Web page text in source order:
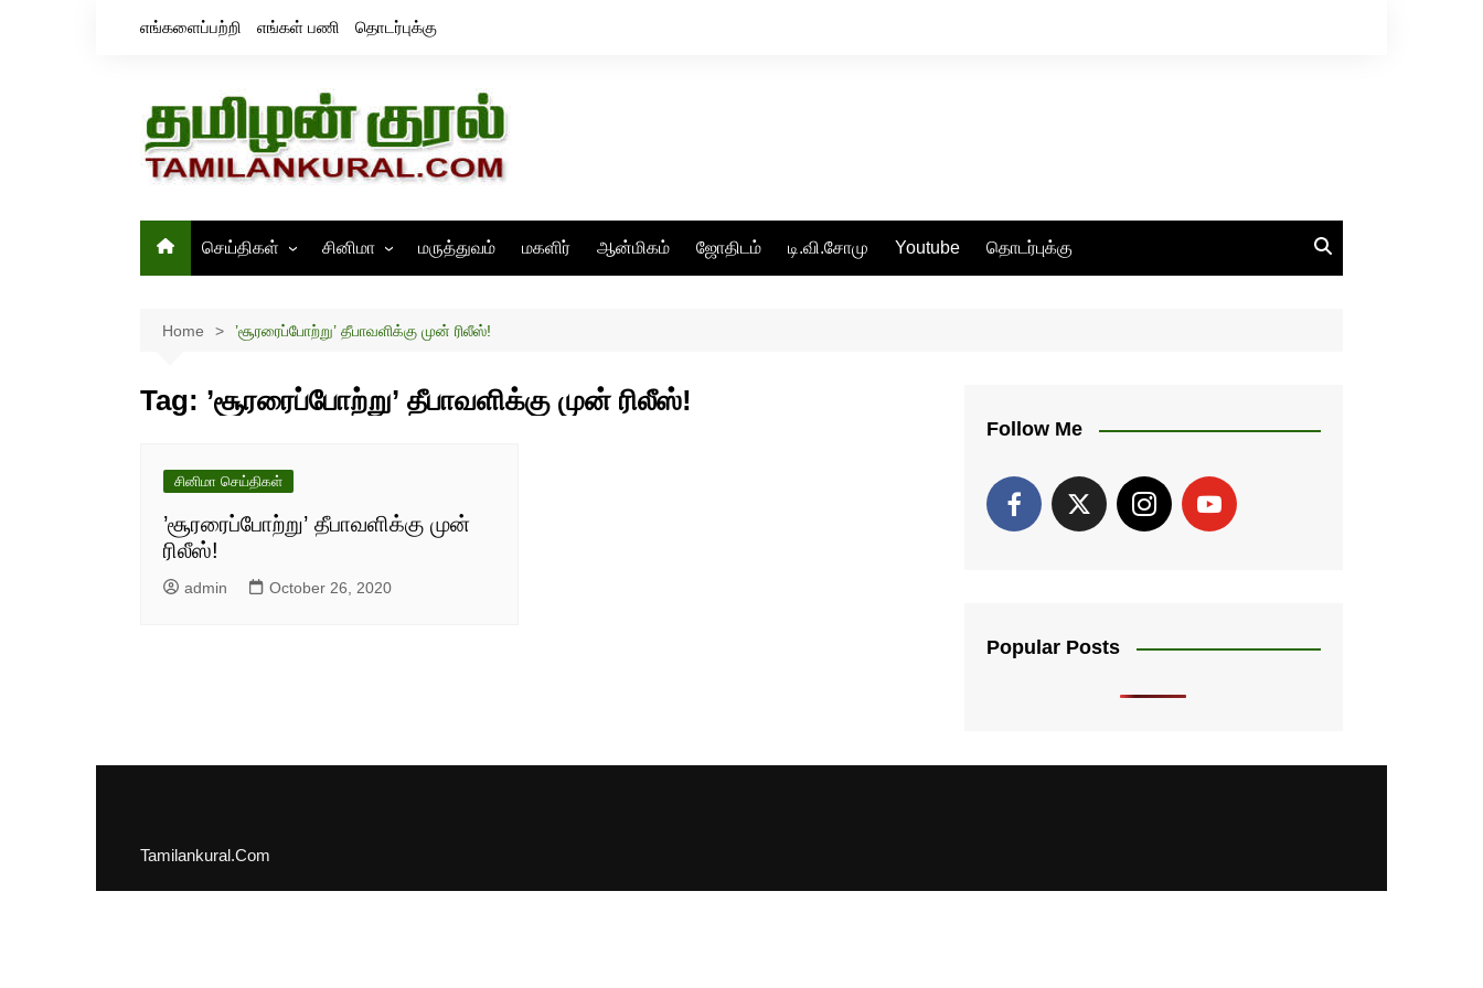
எங்களைப்பற்றி எங்கள் பணி தொடர்புக்கு
செய்திகள்
இந்தியா
சினிமா
திரைவிமர்சனம்
மருத்துவம் மகளிர் ஆன்மிகம் ஜோதிடம் டி.வி.சோமு Youtube தொடர்புக்கு
Home ’சூரரைப்போற்று’ தீபாவளிக்கு முன் ரிலீஸ்!
Tag: ’சூரரைப்போற்று’ தீபாவளிக்கு முன் ரிலீஸ்!
சினிமா செய்திகள்
’சூரரைப்போற்று’ தீபாவளிக்கு முன்
ரிலீஸ்!
admin October 26, 2020
Follow Me
Popular Posts
Tamilankural.Com